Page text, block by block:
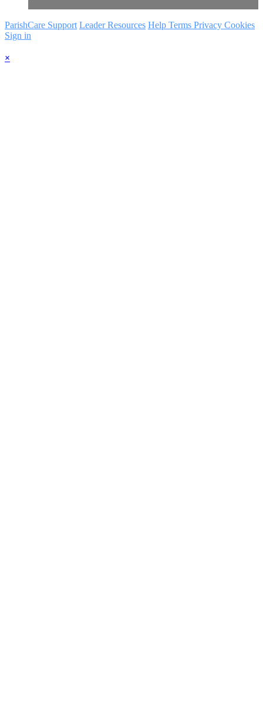
ParishCare Support Leader Resources Help Terms Privacy Cookies
Sign in
×